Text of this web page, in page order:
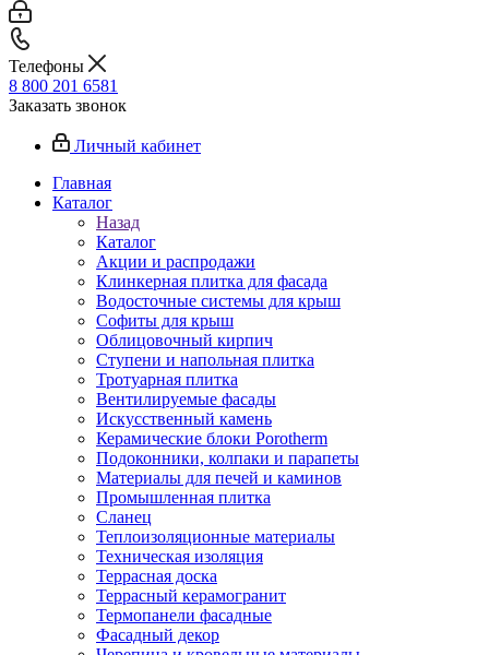
Телефоны
8 800 201 6581
Заказать звонок
Личный кабинет
Главная
Каталог
Назад
Каталог
Акции и распродажи
Клинкерная плитка для фасада
Водосточные системы для крыш
Софиты для крыш
Облицовочный кирпич
Ступени и напольная плитка
Тротуарная плитка
Вентилируемые фасады
Искусственный камень
Керамические блоки Porotherm
Подоконники, колпаки и парапеты
Материалы для печей и каминов
Промышленная плитка
Сланец
Теплоизоляционные материалы
Техническая изоляция
Террасная доска
Террасный керамогранит
Термопанели фасадные
Фасадный декор